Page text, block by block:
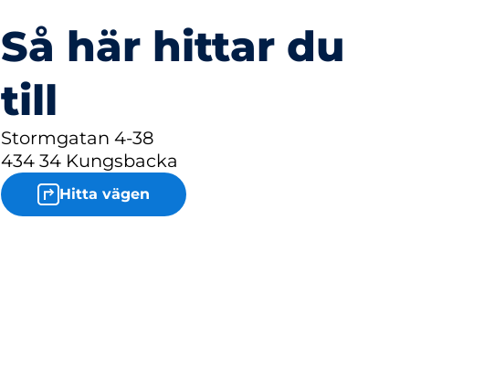
Så här hittar du
till
Stormgatan 4-38
434 34 Kungsbacka
Hitta vägen